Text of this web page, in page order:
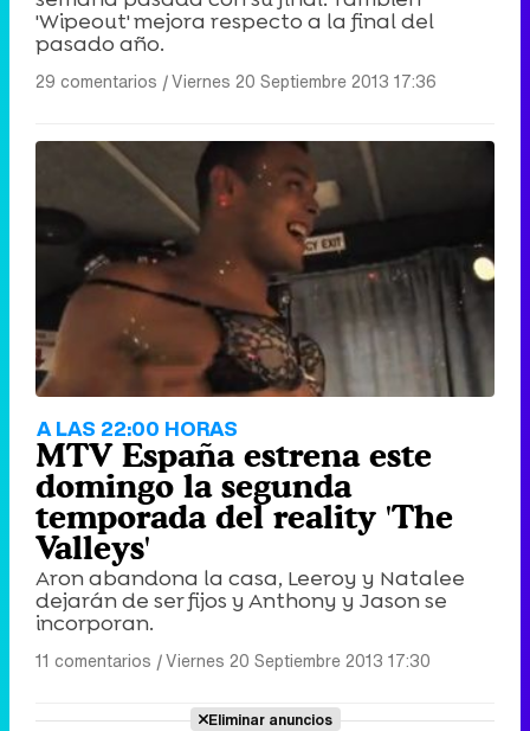
'Wipeout' mejora respecto a la final del
pasado año.
29 comentarios |Viernes 20 Septiembre 2013 17:36
A LAS 22:00 HORAS
MTV España estrena este
domingo la segunda
temporada del reality 'The
Valleys'
Aron abandona la casa, Leeroy y Natalee
dejarán de ser fijos y Anthony y Jason se
incorporan.
11 comentarios |Viernes 20 Septiembre 2013 17:30
Eliminar anuncios